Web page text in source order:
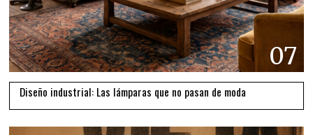
07
Diseño industrial: Las lámparas que no pasan de moda